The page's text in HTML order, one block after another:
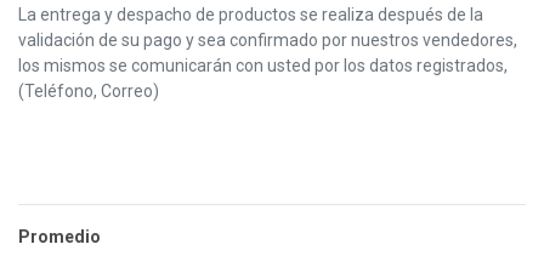
La entrega y despacho de productos se realiza después de la
validación de su pago y sea confirmado por nuestros vendedores,
los mismos se comunicarán con usted por los datos registrados,
(Teléfono, Correo)
Promedio